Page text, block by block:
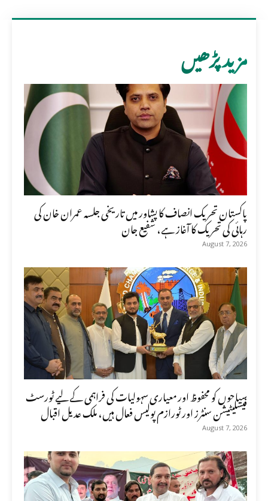
مزید پڑھیں
پاکستان تحریک انصاف کا پشاور میں تاریخی جلسہ عمران خان کی
رہائی کی تحریک کا آغاز ہے، شفیع جان
August 7, 2026
سیاحوں کو محفوظ اور معیاری سہولیات کی فراہمی کے لیے ٹورسٹ
فیسلیٹیشن سنٹرز اور ٹورازم پولیس فعال ہیں، ملک عدیل اقبال
August 7, 2026